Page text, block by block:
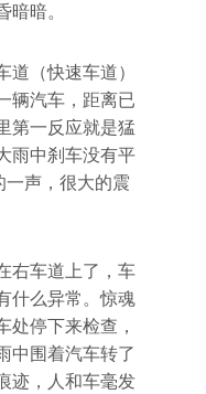
暗。
（快速车道）
辆汽车，距离已
第一反应就是猛
雨中刹车没有平
一声，很大的震
右车道上了，车
什么异常。惊魂
处停下来检查，
中围着汽车转了
迹，人和车毫发